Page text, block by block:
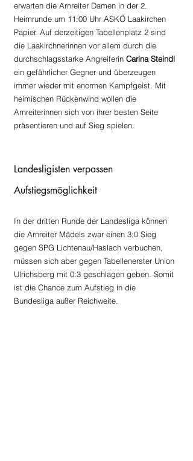
erwarten die Arnreiter Damen in der 2.
Heimrunde um 11:00 Uhr ASKÖ Laakirchen
Papier. Auf derzeitigen Tabellenplatz 2 sind
die Laakirchnerinnen vor allem durch die
durchschlagsstarke Angreiferin Carina Steindl
ein gefährlicher Gegner und überzeugen
immer wieder mit enormen Kampfgeist. Mit
heimischen Rückenwind wollen die
Arnreiterinnen sich von ihrer besten Seite
präsentieren und auf Sieg spielen.
Landesligisten verpassen
Aufstiegsmöglichkeit
In der dritten Runde der Landesliga können
die Arnreiter Mädels zwar einen 3:0 Sieg
gegen SPG Lichtenau/Haslach verbuchen,
müssen sich aber gegen Tabellenerster Union
Ulrichsberg mit 0:3 geschlagen geben. Somit
ist die Chance zum Aufstieg in die
Bundesliga außer Reichweite.